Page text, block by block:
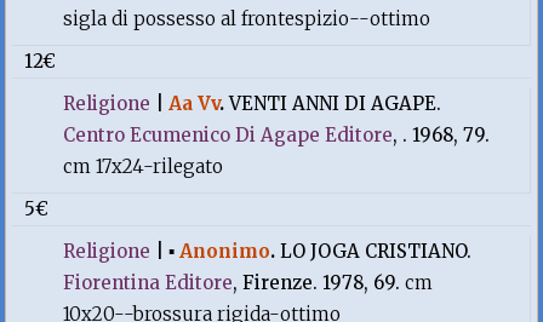
sigla di possesso al frontespizio--ottimo
12€
Religione |Aa Vv.VENTI ANNI DI AGAPE.
Centro Ecumenico Di Agape Editore, . 1968, 79.
cm 17x24-rilegato
5€
Religione |▪Anonimo.LO JOGA CRISTIANO.
Fiorentina Editore, Firenze. 1978, 69.cm
10x20--brossura rigida-ottimo